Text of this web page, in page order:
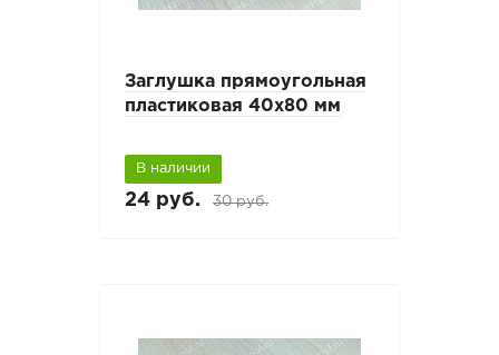
Заглушка прямоугольная
пластиковая 40х80 мм
В наличии
24 руб. 30 руб.